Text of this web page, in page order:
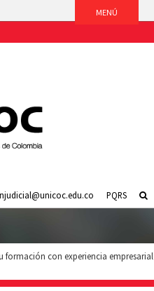
PQRS
formación con experiencia empresarial